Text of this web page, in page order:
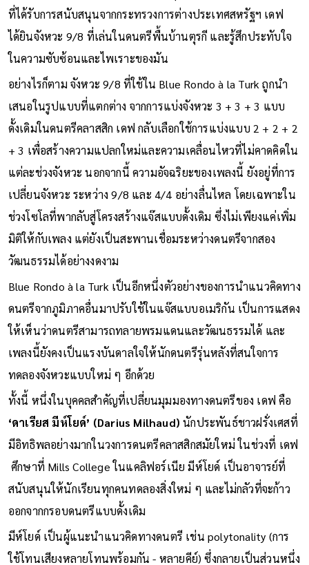
ที่ได้รับการสนับสนุนจากกระทรวงการต่างประเทศสหรัฐฯ เดฟ
ได้ยินจังหวะ 9/8 ที่เล่นในดนตรีพื้นบ้านตุรกี และรู้สึกประทับใจ
ในความซับซ้อนและไพเราะของมัน
อย่างไรก็ตาม จังหวะ 9/8 ที่ใช้ใน Blue Rondo à la Turk ถูกนำ
เสนอในรูปแบบที่แตกต่าง จากการแบ่งจังหวะ 3 + 3 + 3 แบบ
ดั้งเดิมในดนตรีคลาสสิก เดฟ กลับเลือกใช้การแบ่งแบบ 2 + 2 + 2
+ 3 เพื่อสร้างความแปลกใหม่และความเคลื่อนไหวที่ไม่คาดคิดใน
แต่ละช่วงจังหวะ นอกจากนี้ ความอัจฉริยะของเพลงนี้ ยังอยู่ที่การ
เปลี่ยนจังหวะ ระหว่าง 9/8 และ 4/4 อย่างลื่นไหล โดยเฉพาะใน
ช่วงโซโลที่พากลับสู่โครงสร้างแจ๊สแบบดั้งเดิม ซึ่งไม่เพียงแค่เพิ่ม
มิติให้กับเพลง แต่ยังเป็นสะพานเชื่อมระหว่างดนตรีจากสอง
วัฒนธรรมได้อย่างงดงาม
Blue Rondo à la Turk เป็นอีกหนึ่งตัวอย่างของการนำแนวคิดทาง
ดนตรีจากภูมิภาคอื่นมาปรับใช้ในแจ๊สแบบอเมริกัน เป็นการแสดง
ให้เห็นว่าดนตรีสามารถทลายพรมแดนและวัฒนธรรมได้ และ
เพลงนี้ยังคงเป็นแรงบันดาลใจให้นักดนตรีรุ่นหลังที่สนใจการ
ทดลองจังหวะแบบใหม่ ๆ อีกด้วย
ทั้งนี้ หนึ่งในบุคคลสำคัญที่เปลี่ยนมุมมองทางดนตรีของ เดฟ คือ
‘ดาเรียส มีห์โยด์’ (Darius Milhaud) นักประพันธ์ชาวฝรั่งเศสที่
มีอิทธิพลอย่างมากในวงการดนตรีคลาสสิกสมัยใหม่ ในช่วงที่ เดฟ
ศึกษาที่ Mills College ในแคลิฟอร์เนีย มีห์โยด์ เป็นอาจารย์ที่
สนับสนุนให้นักเรียนทุกคนทดลองสิ่งใหม่ ๆ และไม่กลัวที่จะก้าว
ออกจากกรอบดนตรีแบบดั้งเดิม
มีห์โยด์ เป็นผู้แนะนำแนวคิดทางดนตรี เช่น polytonality (การ
ใช้โทนเสียงหลายโทนพร้อมกัน - หลายคีย์) ซึ่งกลายเป็นส่วนหนึ่ง